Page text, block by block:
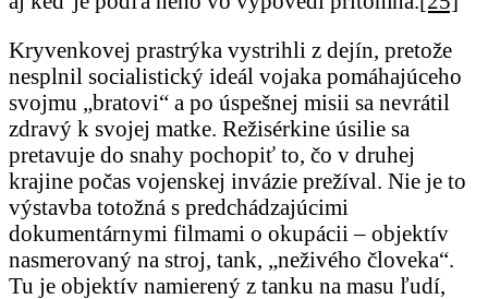
Kryvenkovej prastrýka vystrihli z dejín, pretože
nesplnil socialistický ideál vojaka pomáhajúceho
svojmu „bratovi“ a po úspešnej misii sa nevrátil
zdravý k svojej matke. Režisérkine úsilie sa
pretavuje do snahy pochopiť to, čo v druhej
krajine počas vojenskej invázie prežíval. Nie je to
výstavba totožná s predchádzajúcimi
dokumentárnymi filmami o okupácii – objektív
nasmerovaný na stroj, tank, „neživého človeka“.
Tu je objektív namierený z tanku na masu ľudí,